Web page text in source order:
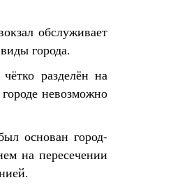
обслуживает
города.
разделён на
невозможно
основан город-
на пересечении